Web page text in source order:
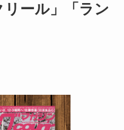
ール」「ラン